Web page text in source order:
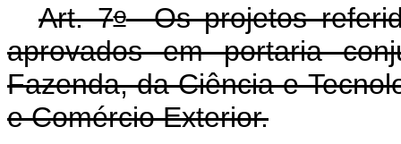
Art. 7oOs projetos
aprovados em portaria
Fazenda, da Ciência e
e Comércio Exterior.